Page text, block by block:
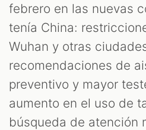
febrero en las nuevas
tenía China:
Wuhan y otras
recomendaciones de
preventivo y mayor
aumento en el uso de
búsqueda de atención